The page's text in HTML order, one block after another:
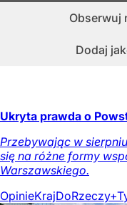
Obserwuj
Dodaj
Ukryta prawda o
Przebywając w
się na różne formy
Warszawskiego.
OpinieKrajDoRzeczy+